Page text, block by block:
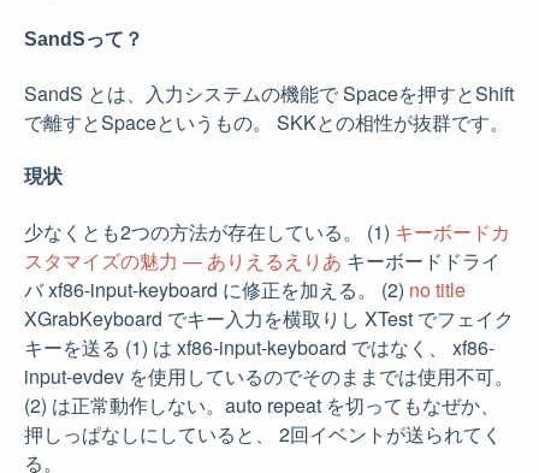
SandSって？
SandS とは、入力システムの機能で Spaceを押すとShift
で離すとSpaceというもの。 SKKとの相性が抜群です。
現状
少なくとも2つの方法が存在している。 (1) キーボードカ
スタマイズの魅力 — ありえるえりあ キーボードドライ
バ xf86-input-keyboard に修正を加える。 (2) no title
XGrabKeyboard でキー入力を横取りし XTest でフェイク
キーを送る (1) は xf86-input-keyboard ではなく、 xf86-
input-evdev を使用しているのでそのままでは使用不可。
(2) は正常動作しない。auto repeat を切ってもなぜか、
押しっぱなしにしていると、 2回イベントが送られてく
る。